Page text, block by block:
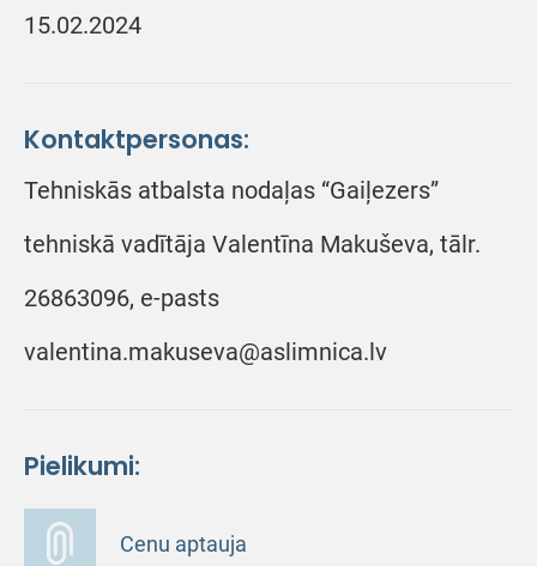
15.02.2024
Kontaktpersonas:
Tehniskās atbalsta nodaļas “Gaiļezers”
tehniskā vadītāja Valentīna Makuševa, tālr.
26863096, e-pasts
valentina.makuseva@aslimnica.lv
Pielikumi:
Cenu aptauja